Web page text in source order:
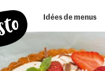
Idées de menus